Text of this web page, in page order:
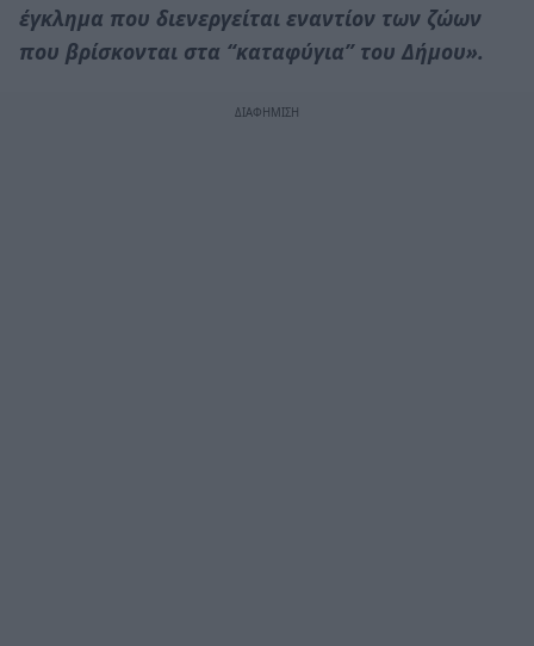
έγκλημα που διενεργείται εναντίον των ζώων
που βρίσκονται στα “καταφύγια” του Δήμου».